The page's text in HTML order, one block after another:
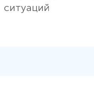
ситуаций